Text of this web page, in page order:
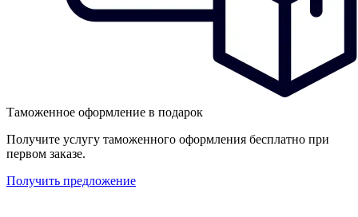
Таможенное оформление в подарок
Получите услугу таможенного оформления бесплатно при
первом заказе.
Получить предложение